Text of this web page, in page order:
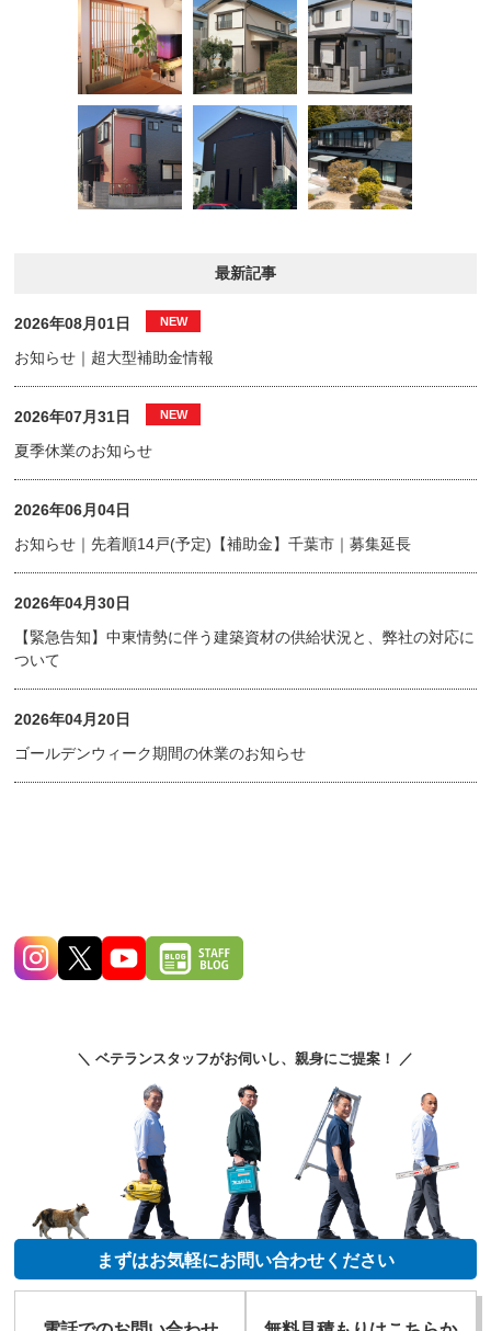
最新記事
2026年08月01日
お知らせ｜超大型補助金情報
2026年07月31日
夏季休業のお知らせ
2026年06月04日
お知らせ｜先着順14戸(予定)【補助金】千葉市｜募集延長
2026年04月30日
【緊急告知】中東情勢に伴う建築資材の供給状況と、弊社の対応に
ついて
2026年04月20日
ゴールデンウィーク期間の休業のお知らせ
＼ ベテランスタッフがお伺いし、親身にご提案！ ／
まずはお気軽にお問い合わせください